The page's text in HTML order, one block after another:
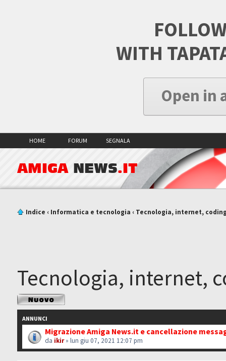
WITH
Open in
HOME FORUM SEGNALA
AMIGA NEWS.IT
Indice ‹ Informatica e tecnologia ‹ Tecnologia, internet,
Tecnologia, internet,
Scrivi un nuovo
argomento
ANNUNCI
Migrazione Amiga News.it e cancellazione
da ikir» lun giu 07, 2021 12:07 pm